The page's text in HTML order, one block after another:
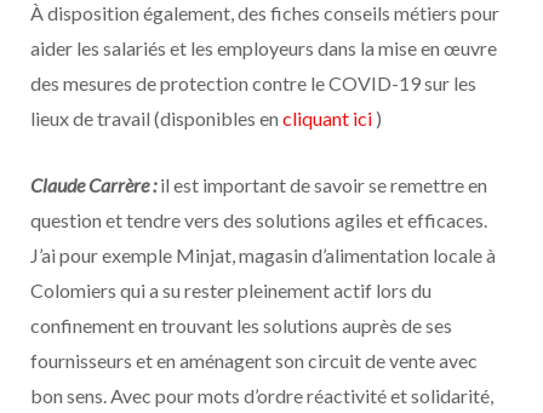
À disposition également, des fiches conseils métiers pour
aider les salariés et les employeurs dans la mise en œuvre
des mesures de protection contre le COVID-19 sur les
lieux de travail (disponibles en cliquant ici )
Claude Carrère :il est important de savoir se remettre en
question et tendre vers des solutions agiles et efficaces.
J’ai pour exemple Minjat, magasin d’alimentation locale à
Colomiers qui a su rester pleinement actif lors du
confinement en trouvant les solutions auprès de ses
fournisseurs et en aménagent son circuit de vente avec
bon sens. Avec pour mots d’ordre réactivité et solidarité,